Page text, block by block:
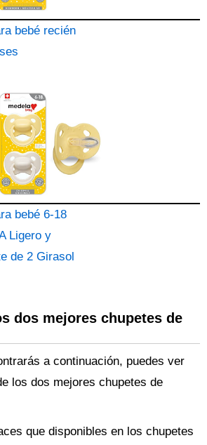
bebé recién
bebé 6-18
Ligero y
de 2 Girasol
dos mejores chupetes de
a continuación, puedes ver
los dos mejores chupetes de
que disponibles en los chupetes